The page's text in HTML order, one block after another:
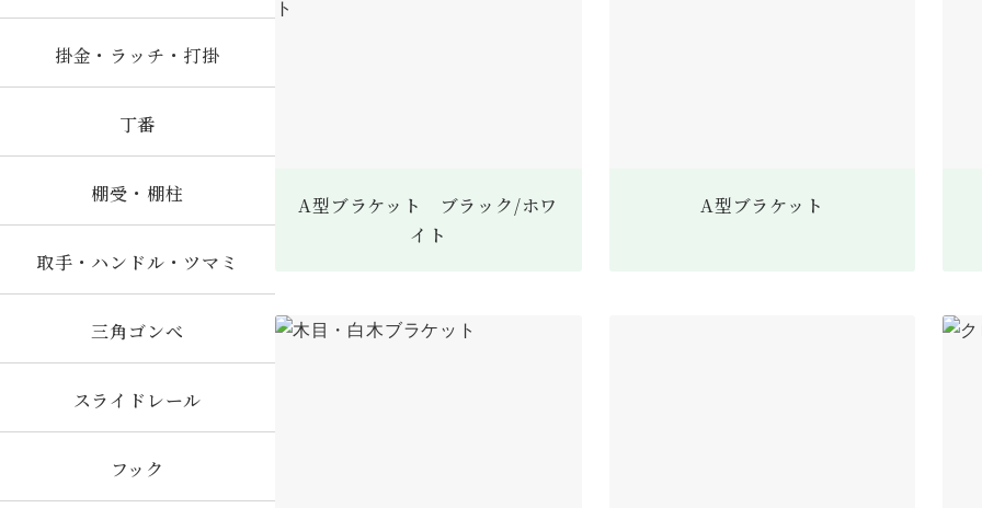
掛金・ラッチ・打掛
丁番
棚受・棚柱
取手・ハンドル・ツマミ
三角ゴンべ
スライドレール
フック
A型ブラケット ブラック/ホワ
イト
A型ブラケット